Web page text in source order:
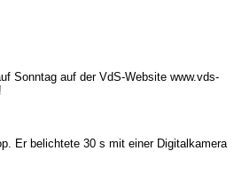
Sonntag auf der VdS-Website www.vds-
Er belichtete 30 s mit einer Digitalkamera